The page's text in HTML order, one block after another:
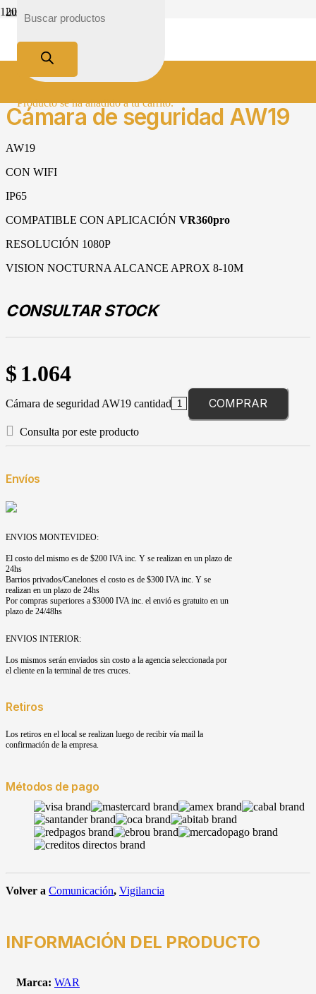
Productose ha añadido a tu carrito.
Inicio
Tienda
Vigilancia
Cámara de seguridad AW19
Cámara de seguridad AW19
AW19
CON WIFI
IP65
COMPATIBLE CON APLICACIÓN VR360pro
RESOLUCIÓN 1080P
VISION NOCTURNA ALCANCE APROX 8-10M
CONSULTAR STOCK
$ 1.064
Cámara de seguridad AW19 cantidad COMPRAR
Consulta por este producto
Envíos
ENVIOS MONTEVIDEO:
El costo del mismo es de $200 IVA inc. Y se realizan en un plazo de
24hs
Barrios privados/Canelones el costo es de $300 IVA inc. Y se
realizan en un plazo de 24hs
Por compras superiores a $3000 IVA inc. el envió es gratuito en un
plazo de 24/48hs
ENVIOS INTERIOR:
Los mismos serán enviados sin costo a la agencia seleccionada por
el cliente en la terminal de tres cruces.
Retiros
Los retiros en el local se realizan luego de recibir vía mail la
confirmación de la empresa.
Métodos de pago
Volver a Comunicación, Vigilancia
INFORMACIÓN DEL PRODUCTO
Marca: WAR